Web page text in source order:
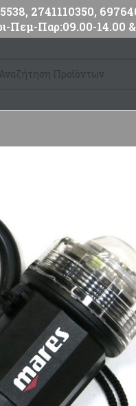
2741110350,
Πεμ-Παρ:09.00-14.00